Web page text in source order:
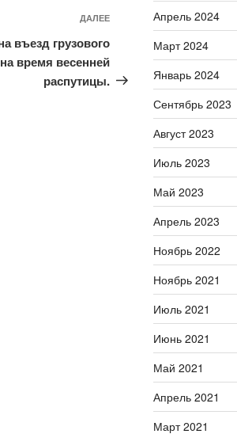
Следующая
запись
ДАЛЕЕ
въезд грузового
время весенней
распутицы.
Апрель 2024
Март 2024
Январь 2024
Сентябрь 2023
Август 2023
Июль 2023
Май 2023
Апрель 2023
Ноябрь 2022
Ноябрь 2021
Июль 2021
Июнь 2021
Май 2021
Апрель 2021
Март 2021